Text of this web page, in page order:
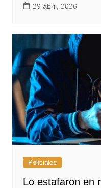
29 abril, 2026
Policiales
Lo estafaron en